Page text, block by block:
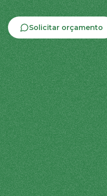
Solicitar orçamento